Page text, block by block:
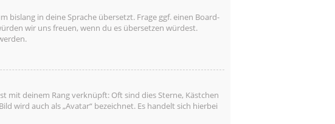
in deine Sprache übersetzt. Frage ggf. einen Board-
wir uns freuen, wenn du es übersetzen würdest.
mit deinem Rang verknüpft: Oft sind dies Sterne, Kästchen
wird auch als „Avatar“ bezeichnet. Es handelt sich hierbei